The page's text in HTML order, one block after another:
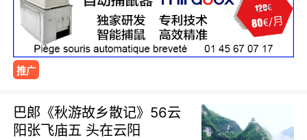
推广
巴郞《秋游故乡散记》56云
阳张飞庙五 头在云阳